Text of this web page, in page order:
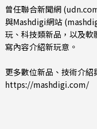
曾任聯合新聞網
與Mashdigi網站
玩、科技類新品，以及
寫內容介紹新玩意。
更多數位新品、技術介紹
https://mashdigi.com/